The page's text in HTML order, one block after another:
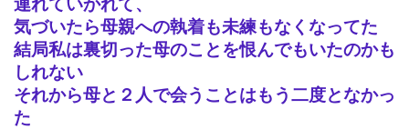
気づいたら母親への執着も未練もなくなってた
結局私は裏切った母のことを恨んでもいたのかも
しれない
それから母と２人で会うことはもう二度となかっ
た